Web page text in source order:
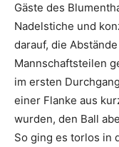
Gäste des
Nadelstiche und
darauf, die
Mannschaftsteilen
im ersten
einer Flanke aus
wurden, den Ball
So ging es torlos in